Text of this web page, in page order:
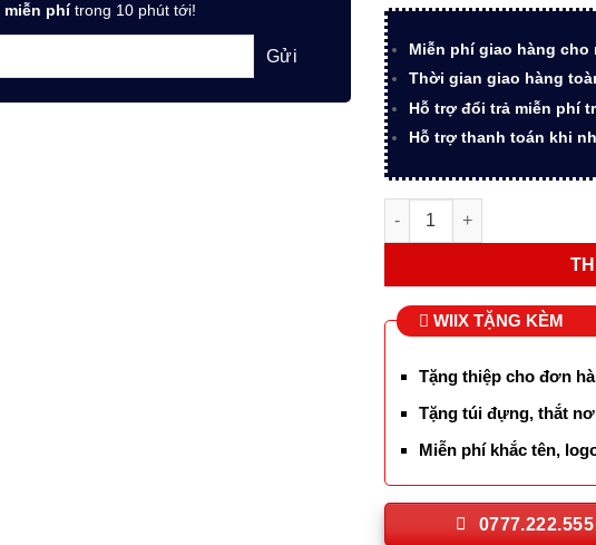
miễn phítrong 10 phút tới!
Miễn phí giao hàng cho
Thời gian giao hàng
Hỗ trợ đổi trả miễn phí
Hỗ trợ thanh toán khi
Bộ quà tặng bút ký Parker
WIIX TẶNG KÈM
Tặng thiệp cho đơn
Tặng túi đựng, thắt
Miễn phí khắc tên,
0777.222.555